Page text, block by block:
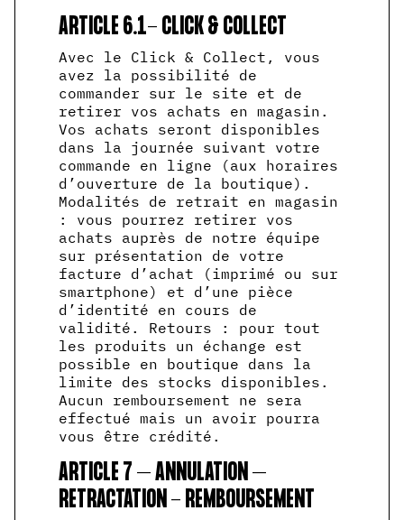
ARTICLE 6.1- CLICK & COLLECT
Avec le Click & Collect, vous
avez la possibilité de
commander sur le site et de
retirer vos achats en magasin.
Vos achats seront disponibles
dans la journée suivant votre
commande en ligne (aux horaires
d’ouverture de la boutique).
Modalités de retrait en magasin
: vous pourrez retirer vos
achats auprès de notre équipe
sur présentation de votre
facture d’achat (imprimé ou sur
smartphone) et d’une pièce
d’identité en cours de
validité. Retours : pour tout
les produits un échange est
possible en boutique dans la
limite des stocks disponibles.
Aucun remboursement ne sera
effectué mais un avoir pourra
vous être crédité.
ARTICLE 7 – ANNULATION –
RETRACTATION - REMBOURSEMENT